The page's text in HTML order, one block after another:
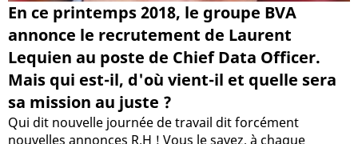
En ce printemps 2018, le groupe BVA
annonce le recrutement de Laurent
Lequien au poste de Chief Data Officer.
Mais qui est-il, d'où vient-il et quelle sera
sa mission au juste ?
Qui dit nouvelle journée de travail dit forcément
nouvelles annonces R.H ! Vous le savez, à chaque